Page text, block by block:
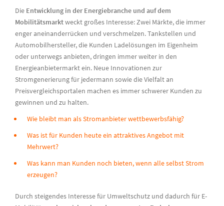
Die Entwicklung in der Energiebranche und auf dem
Mobilitätsmarktweckt großes Interesse: Zwei Märkte, die immer
enger aneinanderrücken und verschmelzen. Tankstellen und
Automobilhersteller, die Kunden Ladelösungen im Eigenheim
oder unterwegs anbieten, dringen immer weiter in den
Energieanbietermarkt ein. Neue Innovationen zur
Stromgenerierung für jedermann sowie die Vielfalt an
Preisvergleichsportalen machen es immer schwerer Kunden zu
gewinnen und zu halten.
Wie bleibt man als Stromanbieter wettbewerbsfähig?
Was ist für Kunden heute ein attraktives Angebot mit
Mehrwert?
Was kann man Kunden noch bieten, wenn alle selbst Strom
erzeugen?
Durch steigendes Interesse für Umweltschutz und dadurch für E-